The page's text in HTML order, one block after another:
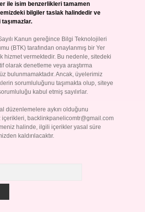
ile isim benzerlikleri tamamen
bilgiler taslak halindedir ve
Kanun gereğince Bilgi Teknolojileri
(BTK) tarafından onaylanmış bir Yer
hizmet vermektedir. Bu nedenle, sitedeki
olarak denetleme veya araştırma
bulunmamaktadır. Ancak, üyelerimiz
sorumluluğunu taşımakta olup, siteye
kabul etmiş sayılırlar.
düzenlemelere aykırı olduğunu
içerikleri, backlinkpanelicomtr@gmail.com
halinde, ilgili içerikler yasal süre
kaldırılacaktır.